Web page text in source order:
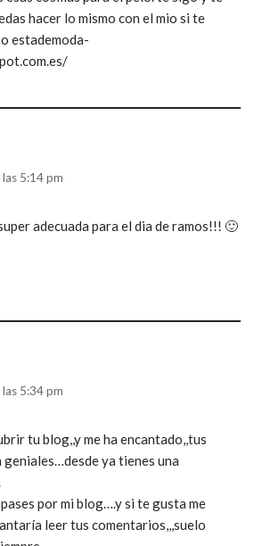
hacer lo mismo con el mio si te
estademoda-
5:14 pm
adecuada para el dia de ramos!!! 🙂
5:34 pm
tu blog,,y me ha encantado,,tus
geniales…desde ya tienes una
por mi blog….y si te gusta me
leer tus comentarios,,,suelo